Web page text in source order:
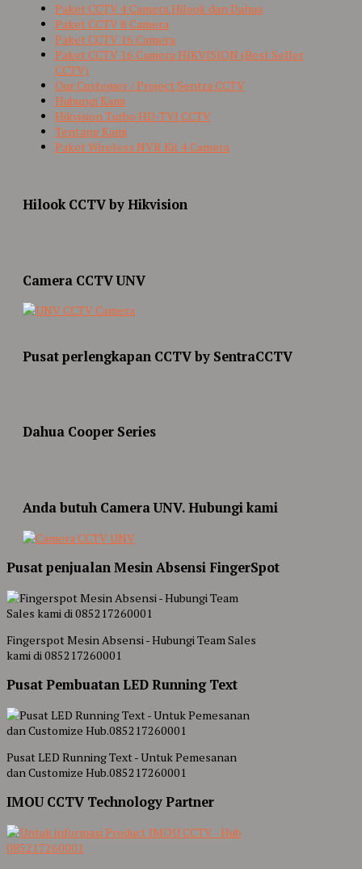
Paket CCTV 4 Camera Hilook dan Dahua
Paket CCTV 8 Camera
Paket CCTV 16 Camera
Paket CCTV 16 Camera HIKVISION (Best Seller
CCTV)
Our Customer / Project Sentra CCTV
Hubungi Kami
Hikvision Turbo HD-TVI CCTV
Tentang Kami
Paket Wireless NVR Kit 4 Camera
Hilook CCTV by Hikvision
Camera CCTV UNV
Pusat perlengkapan CCTV by SentraCCTV
Dahua Cooper Series
Anda butuh Camera UNV. Hubungi kami
Pusat penjualan Mesin Absensi FingerSpot
Fingerspot Mesin Absensi - Hubungi Team Sales
kami di 085217260001
Pusat Pembuatan LED Running Text
Pusat LED Running Text - Untuk Pemesanan
dan Customize Hub.085217260001
IMOU CCTV Technology Partner